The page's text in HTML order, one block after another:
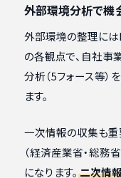
外部環境分析で機
外部環境の整理には
の各観点で、自社事
分析（5フォース等
ます。
一次情報の収集も重
（経済産業省・総務
になります。 二次情